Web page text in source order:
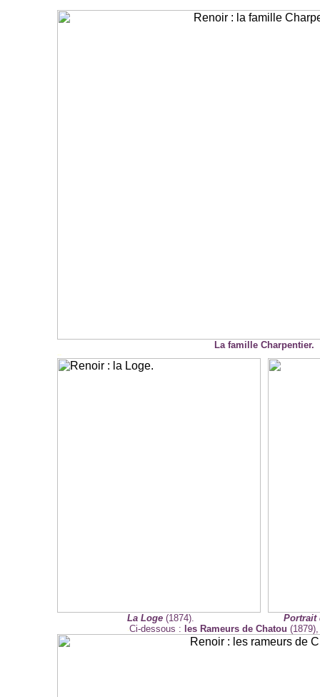
La famille Charpentier.
--
La Loge (1874). Portrait
-Ci-dessous : les Rameurs de Chatou